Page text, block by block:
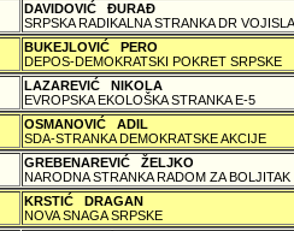
DAVIDOVIĆ ÐURAÐ
SRPSKA RADIKALNA STRANKA DR
BUKEJLOVIĆ PERO
DEPOS-DEMOKRATSKI POKRET SRPSKE
LAZAREVIĆ NIKOLA
EVROPSKA EKOLOŠKA STRANKA E-5
OSMANOVIĆ ADIL
SDA-STRANKA DEMOKRATSKE AKCIJE
GREBENAREVIĆ ŽELJKO
NARODNA STRANKA RADOM ZA BOLJITAK
KRSTIĆ DRAGAN
NOVA SNAGA SRPSKE